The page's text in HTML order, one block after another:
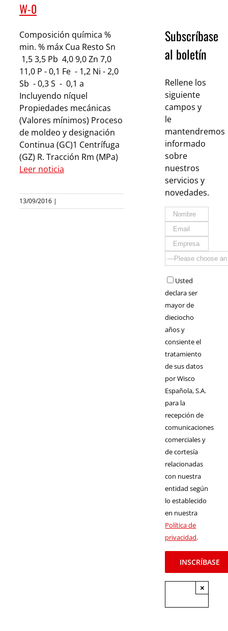
W-0
Composición química %
min. % máx Cua Resto Sn
1,5 3,5 Pb 4,0 9,0 Zn 7,0
11,0 P - 0,1 Fe - 1,2 Ni - 2,0
Sb - 0,3 S - 0,1 a
Incluyendo níquel
Propiedades mecánicas
(Valores mínimos) Proceso
de moldeo y designación
Continua (GC)1 Centrífuga
(GZ) R. Tracción Rm (MPa)
Leer noticia
13/09/2016 |
Subscríbase
al boletín
Rellene los
siguiente
campos y
le
mantendremos
informado
sobre
nuestros
servicios y
novedades.
Usted
declara ser
mayor de
dieciocho
años y
consiente el
tratamiento
de sus datos
por Wisco
Española, S.A.
para la
recepción de
comunicaciones
comerciales y
de cortesía
relacionadas
con nuestra
entidad según
lo establecido
en nuestra
Política de
privacidad.
×